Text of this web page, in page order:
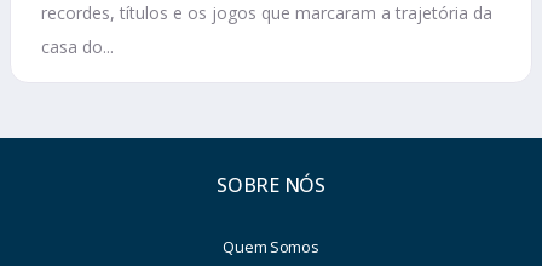
recordes, títulos e os jogos que marcaram a trajetória da
casa do...
SOBRE NÓS
Quem Somos